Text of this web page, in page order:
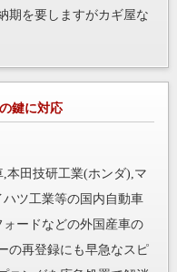
期を要しますがカギ屋な
鍵に対応
,本田技研工業(ホンダ),マ
ツ工業等の国内自動車
ードなどの外国産車の
の再登録にも早急なスピ